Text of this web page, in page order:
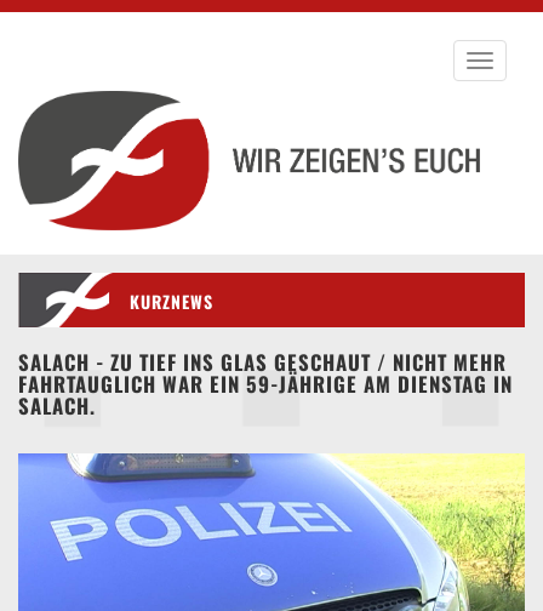
Toggle
KURZNEWS
SALACH - ZU TIEF INS GLAS GESCHAUT / NICHT MEHR
FAHRTAUGLICH WAR EIN 59-JÄHRIGE AM DIENSTAG IN
SALACH.